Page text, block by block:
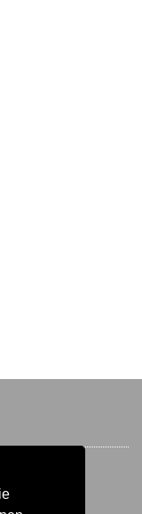
bitte an.